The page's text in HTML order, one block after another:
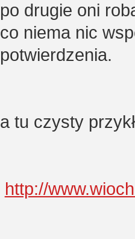
po drugie oni
co niema nic
potwierdzenia.
a tu czysty
http://